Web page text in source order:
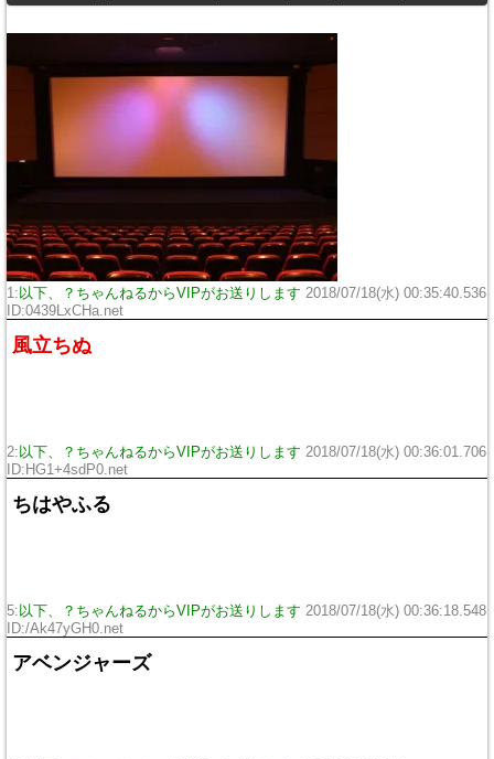
1: 以下、？ちゃんねるからVIPがお送りします 2018/07/18(水) 00:35:40.536
ID:0439LxCHa.net
風立ちぬ
2: 以下、？ちゃんねるからVIPがお送りします 2018/07/18(水) 00:36:01.706
ID: HG1+4sdP0.net
ちはやふる
5: 以下、？ちゃんねるからVIPがお送りします 2018/07/18(水) 00:36:18.548
ID:/Ak47yGH0.net
アベンジャーズ